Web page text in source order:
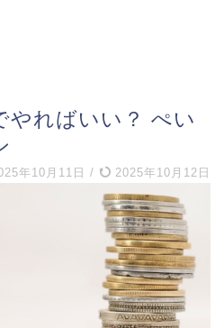
やればいい？ ぺい
年10月11日 / 2025年10月12日